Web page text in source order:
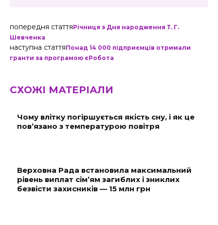
попередня статтяРічниця з Дня народження Т. Г.
Шевченка
наступна статтяПонад 14 000 підприємців отримали
гранти за програмою єРобота
СХОЖІ МАТЕРІАЛИ
Чому влітку погіршується якість сну, і як це
пов’язано з температурою повітря
Верховна Рада встановила максимальний
рівень виплат сім’ям загиблих і зниклих
безвісти захисників — 15 млн грн